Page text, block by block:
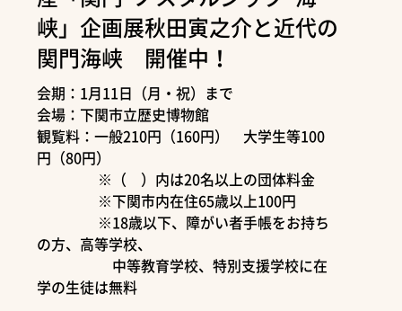
峡」企画展秋田寅之介と近代の
関門海峡 開催中！
会期：1月11日（月・祝）まで
会場：下関市立歴史博物館
観覧料：一般210円（160円） 大学生等100
円（80円）
※（ ）内は20名以上の団体料金
※下関市内在住65歳以上100円
※18歳以下、障がい者手帳をお持ち
の方、高等学校、
中等教育学校、特別支援学校に在
学の生徒は無料